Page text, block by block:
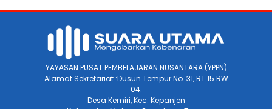
YAYASAN PUSAT PEMBELAJARAN NUSANTARA (YPPN)
Alamat Sekretariat :Dusun Tempur No. 31, RT 15 RW
04.
Desa Kemiri, Kec. Kepanjen